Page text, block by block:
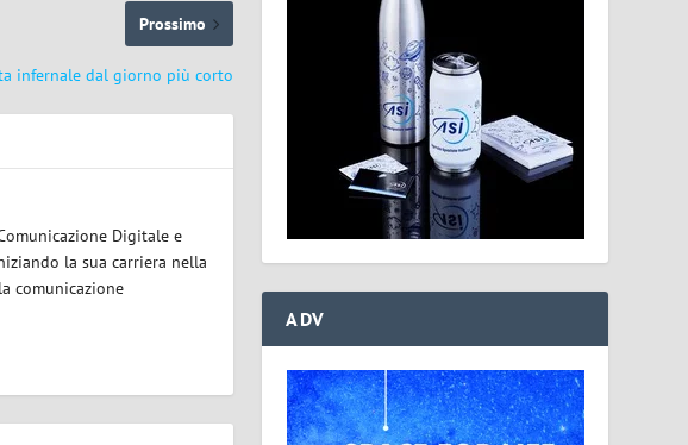
Prossimo
infernale dal giorno più corto
Digitale e
la sua carriera nella
comunicazione
ADV